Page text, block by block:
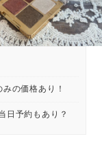
の価格あり！
日予約もあり？